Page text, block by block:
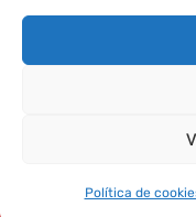
Política de